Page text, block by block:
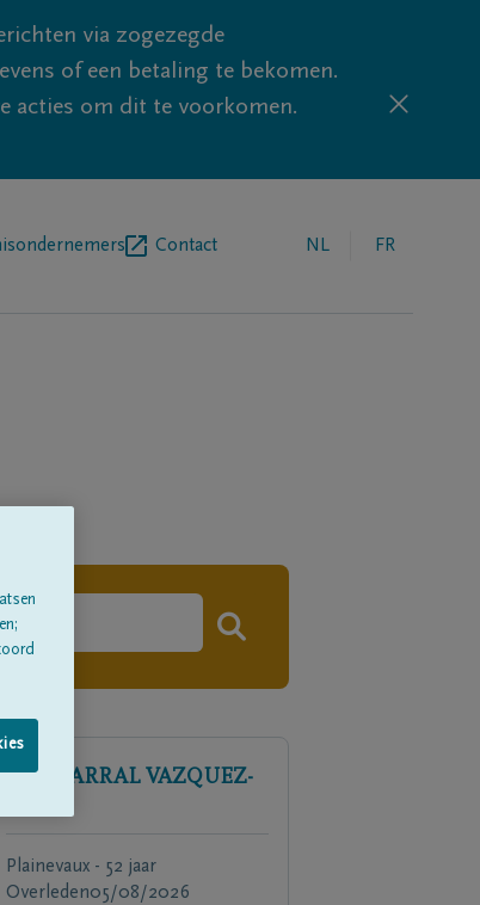
via zogezegde
of een betaling te bekomen.
acties om dit te voorkomen.
Contact NL FR
Paul
CARRAL VAZQUEZ-
Plainevaux - 52 jaar
Overleden05/08/2026